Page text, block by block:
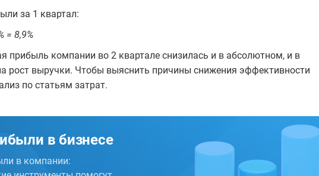
за 1 квартал:
= 8,9%
прибыль компании во 2 квартале снизилась и в абсолютном, и в
рост выручки. Чтобы выяснить причины снижения эффективности
по статьям затрат.
в бизнесе
в компании: